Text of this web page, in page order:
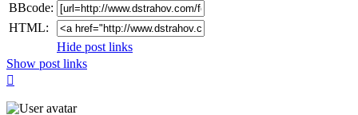
BBcode:
HTML:
Hide post links
Show post links